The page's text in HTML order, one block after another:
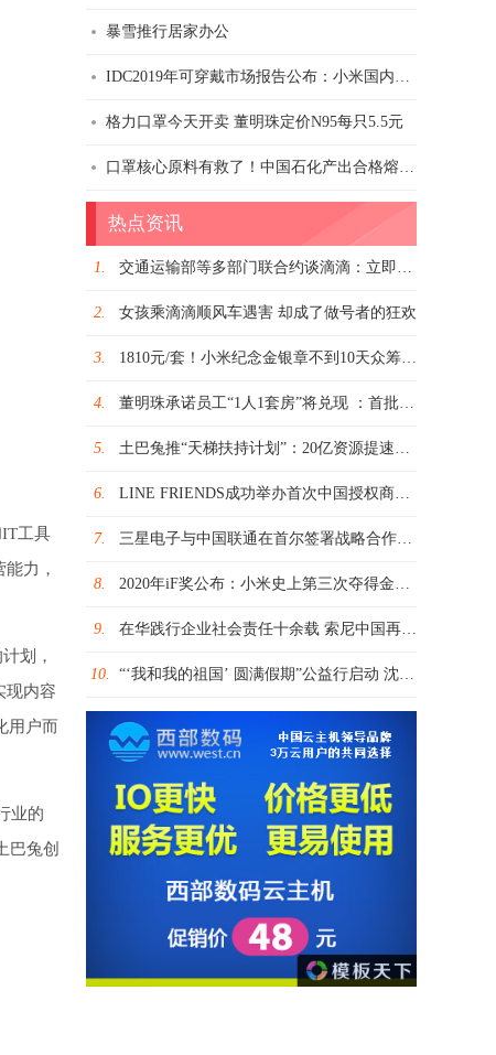
工具
力，
划，
现内容
用户而
业的
巴兔创
暴雪推行居家办公
IDC2019年可穿戴市场报告公布：小米国内第一/全球第二
格力口罩今天开卖 董明珠定价N95每只5.5元
口罩核心原料有救了！中国石化产出合格熔喷布：日产6吨
热点资讯
1. 交通运输部等多部门联合约谈滴滴：立即全面整改顺风车
2. 女孩乘滴滴顺风车遇害 却成了做号者的狂欢
3. 1810元/套！小米纪念金银章不到10天众筹总额破千万
4. 董明珠承诺员工“1人1套房”将兑现 ：首批3180户 配车库幼儿园
5. 土巴兔推“天梯扶持计划”：20亿资源提速装企转型互联网
6. LINE FRIENDS成功举办首次中国授权商大会 旅行、运动、娱乐将成明年重点合作方向
7. 三星电子与中国联通在首尔签署战略合作协议 面向5G与2022年北京冬奥会开展深度合作
8. 2020年iF奖公布：小米史上第三次夺得金奖+30余款产品获奖
9. 在华践行企业社会责任十余载 索尼中国再添行业奖项
10. “‘我和我的祖国’ 圆满假期”公益行启动 沈阳近300名大学生回乡结伴关爱留守儿童